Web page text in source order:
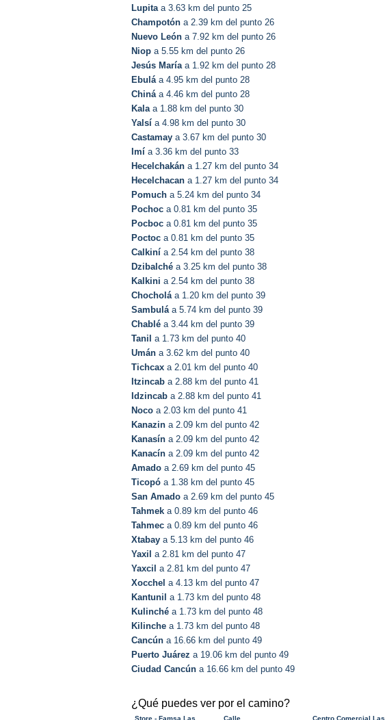
Lupitaa 3.63 km del punto 25
Champotón a 2.39 km del punto 26
Nuevo León a 7.92 km del punto 26
Niop a 5.55 km del punto 26
Jesús Maríaa 1.92 km del punto 28
Ebuláa 4.95 km del punto 28
Chináa 4.46 km del punto 28
Kalaa 1.88 km del punto 30
Yalsí a 4.98 km del punto 30
Castamay a 3.67 km del punto 30
Imí a 3.36 km del punto 33
Hecelchakán a 1.27 km del punto 34
Hecelchacan a 1.27 km del punto 34
Pomuch a 5.24 km del punto 34
Pochoc a 0.81 km del punto 35
Pocboc a 0.81 km del punto 35
Poctoc a 0.81 km del punto 35
Calkiní a 2.54 km del punto 38
Dzibalché a 3.25 km del punto 38
Kalkini a 2.54 km del punto 38
Chocholáa 1.20 km del punto 39
Sambuláa 5.74 km del punto 39
Chablé a 3.44 km del punto 39
Tanil a 1.73 km del punto 40
Umán a 3.62 km del punto 40
Tichcax a 2.01 km del punto 40
Itzincab a 2.88 km del punto 41
Idzincab a 2.88 km del punto 41
Noco a 2.03 km del punto 41
Kanazin a 2.09 km del punto 42
Kanasín a 2.09 km del punto 42
Kanacín a 2.09 km del punto 42
Amado a 2.69 km del punto 45
Ticopó a 1.38 km del punto 45
San Amado a 2.69 km del punto 45
Tahmek a 0.89 km del punto 46
Tahmec a 0.89 km del punto 46
Xtabay a 5.13 km del punto 46
Yaxil a 2.81 km del punto 47
Yaxcil a 2.81 km del punto 47
Xocchel a 4.13 km del punto 47
Kantunil a 1.73 km del punto 48
Kulinché a 1.73 km del punto 48
Kilinche a 1.73 km del punto 48
Cancún a 16.66 km del punto 49
Puerto Juárez a 19.06 km del punto 49
Ciudad Cancún a 16.66 km del punto 49
¿Qué puedes ver por el camino?
Store - Famsa Las Calle Centro Comercial Las